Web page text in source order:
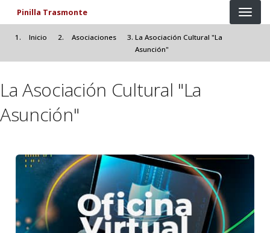
Pasar al contenido principal
Pinilla Trasmonte
Inicio Asociaciones
La Asociación Cultural "La
Asunción"
La Asociación Cultural "La
Asunción"